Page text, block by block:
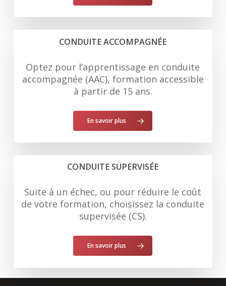
CONDUITE ACCOMPAGNÉE
Optez pour l’apprentissage en conduite
accompagnée (AAC), formation accessible
à partir de 15 ans.
En savoir plus
CONDUITE SUPERVISÉE
Suite à un échec, ou pour réduire le coût
de votre formation, choisissez la conduite
supervisée (CS).
En savoir plus